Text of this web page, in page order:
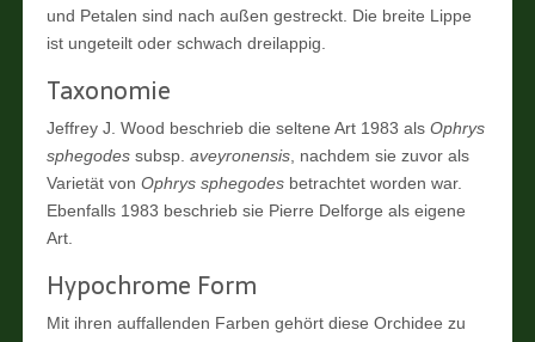
und Petalen sind nach außen gestreckt. Die breite Lippe
ist ungeteilt oder schwach dreilappig.
Taxonomie
Jeffrey J. Wood beschrieb die seltene Art 1983 alsOphrys
sphegodes subsp.aveyronensis, nachdem sie zuvor als
Varietät vonOphrys sphegodes betrachtet worden war.
Ebenfalls 1983 beschrieb sie Pierre Delforge als eigene
Art.
Hypochrome Form
Mit ihren auffallenden Farben gehört diese Orchidee zu